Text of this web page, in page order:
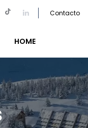
Contacto
HOME